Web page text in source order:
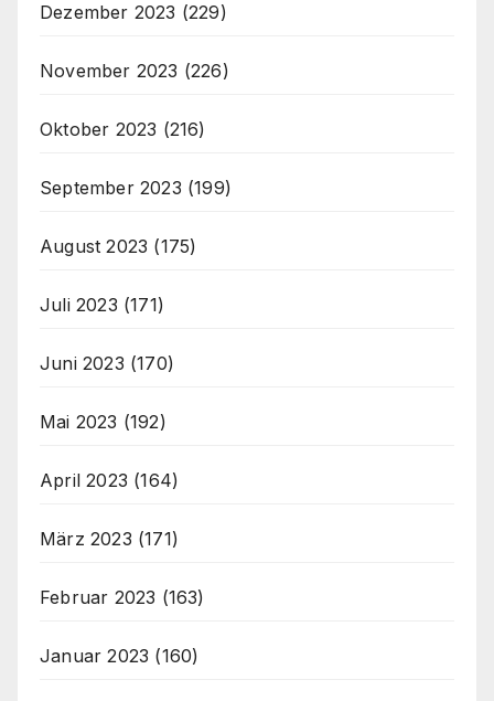
Dezember 2023 (229)
November 2023 (226)
Oktober 2023 (216)
September 2023 (199)
August 2023 (175)
Juli 2023 (171)
Juni 2023 (170)
Mai 2023 (192)
April 2023 (164)
März 2023 (171)
Februar 2023 (163)
Januar 2023 (160)